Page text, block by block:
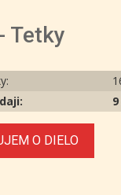
Tetky
O DIELO